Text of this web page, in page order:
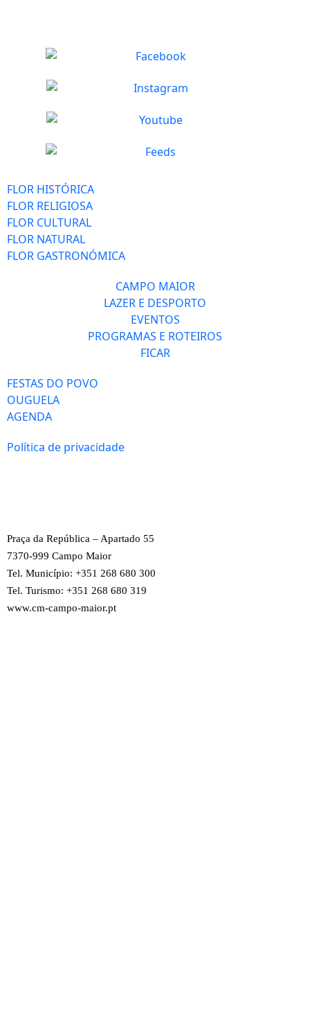
FLOR HISTÓRICA
FLOR RELIGIOSA
FLOR CULTURAL
FLOR NATURAL
FLOR GASTRONÓMICA
CAMPO MAIOR
LAZER E DESPORTO
EVENTOS
PROGRAMAS E ROTEIROS
FICAR
FESTAS DO POVO
OUGUELA
AGENDA
Política de privacidade
Praça da República – Apartado 55
7370-999 Campo Maior
Tel. Município: +351 268 680 300
Tel. Turismo: +351 268 680 319
www.cm-campo-maior.pt